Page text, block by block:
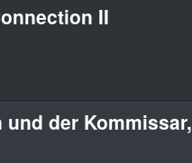
II
und der Kommissar,